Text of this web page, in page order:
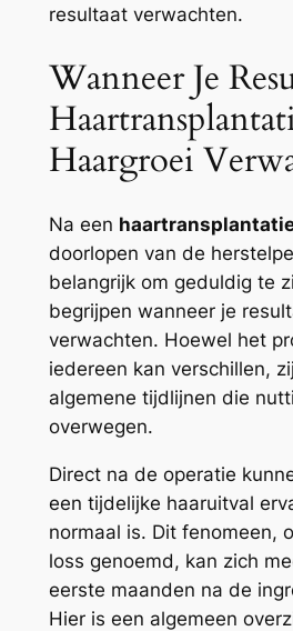
resultaat verwachten.
Wanneer Je
Haargroei
Na een
doorlopen van de
belangrijk om geduldig te
begrijpen wanneer je
verwachten. Hoewel het
iedereen kan verschillen,
algemene tijdlijnen die
overwegen.
Direct na de operatie
een tijdelijke haaruitval
normaal is. Dit fenomeen,
loss genoemd, kan zich
eerste maanden na de
Hier is een algemeen